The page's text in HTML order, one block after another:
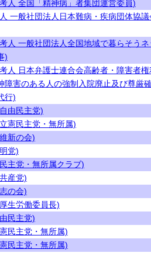
人 全国「精神病」者集団運営委員)
一般社団法人日本難病・疾病団体協議
人 一般社団法人全国地域で暮らそうネ
)
人 日本弁護士連合会高齢者・障害者権
障害のある人の強制入院廃止及び尊厳
行)
由民主党)
憲民主党・無所属)
新の会)
党)
主党・無所属クラブ)
産党)
の会)
生労働委員長)
民主党)
民主党・無所属)
民主党・無所属)